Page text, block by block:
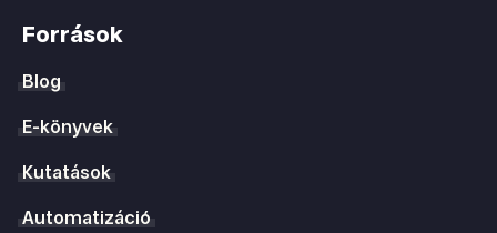
Források
Blog
E-könyvek
Kutatások
Automatizáció